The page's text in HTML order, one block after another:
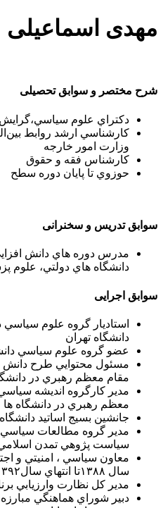
مهدی اسماعیلی
شرح مختصر و سوابق تحصیلی
دكتراي علوم
كارشناسي ارشد روابط‌
وزارت امور خارجه
كارشناس فقه و حقوق
حوزوي تا پايان دوره سطح
سوابق تدریس و سخنرانی
مدرس دوره هاي دانش
دانشگاه هاي دولتي، علوم
سوابق اجرایی
استاديار گروه علوم
دانشگاه تهران
عضو گروه علوم سياسي
مسئول محتوايي طرح دانش
مقام معظم رهبري در
مدير كارگروه انديشه
معظم رهبري در دانشگاه ها
جانشين بسيج اساتيد
مدير گروه مطالعات
سياست پژوهي تمدن
معاون سياسي ، امنيتي و
سال ۱۳۸۸تا انتهاي سال۱۳۹۲
مدير كل نظارت وارزيابي
دبير شوراي هماهنگي